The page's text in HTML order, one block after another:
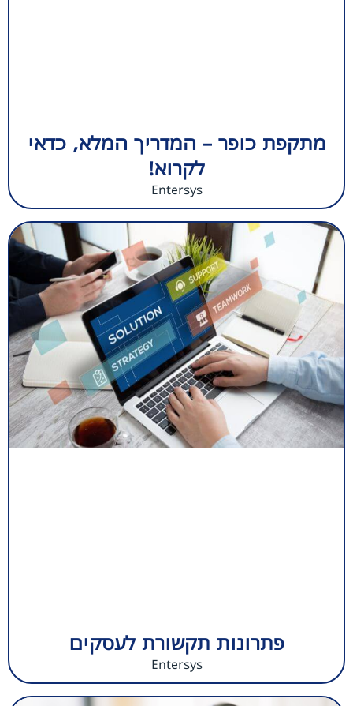
מתקפת כופר – המדריך המלא, כדאי
לקרוא!
Entersys
פתרונות תקשורת לעסקים
Entersys